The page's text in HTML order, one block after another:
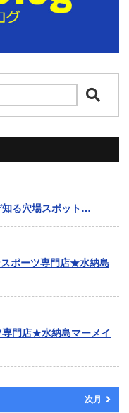
る穴場スポット…
ポーツ専門店★水納島
門店★水納島マーメイ
次月